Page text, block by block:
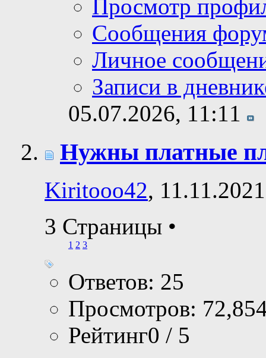
Просмотр
Сообщения
Личное
Записи в
05.07.2026, 11:11
Нужны платные
Kiritooo42,
3 Страницы •
1 2 3
Ответов: 25
Просмотров:
Рейтинг0 / 5